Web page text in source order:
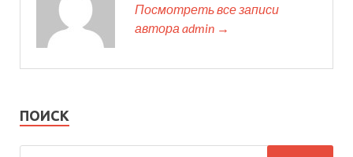
Посмотреть все записи
автора admin →
ПОИСК